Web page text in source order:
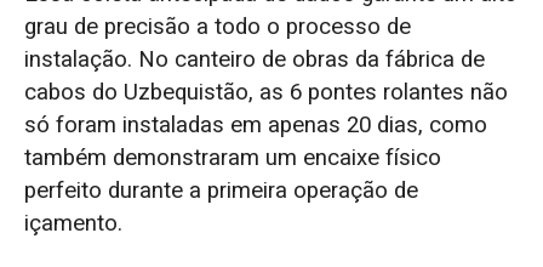
grau de precisão a todo o processo de
instalação. No canteiro de obras da fábrica de
cabos do Uzbequistão, as 6 pontes rolantes não
só foram instaladas em apenas 20 dias, como
também demonstraram um encaixe físico
perfeito durante a primeira operação de
içamento.